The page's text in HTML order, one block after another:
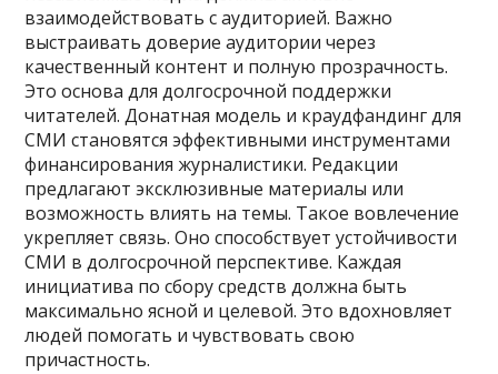
взаимодействовать с аудиторией. Важно
выстраивать доверие аудитории через
качественный контент и полную прозрачность.
Это основа для долгосрочной поддержки
читателей. Донатная модель и краудфандинг для
СМИ становятся эффективными инструментами
финансирования журналистики. Редакции
предлагают эксклюзивные материалы или
возможность влиять на темы. Такое вовлечение
укрепляет связь. Оно способствует устойчивости
СМИ в долгосрочной перспективе. Каждая
инициатива по сбору средств должна быть
максимально ясной и целевой. Это вдохновляет
людей помогать и чувствовать свою
причастность.